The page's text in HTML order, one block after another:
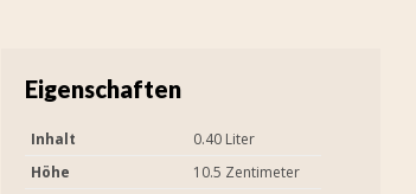
Eigenschaften
Inhalt
0.40 Liter
Höhe
10.5 Zentimeter